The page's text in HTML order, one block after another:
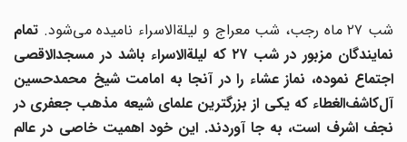
شب ۲۷ ماه رجب، شب معراج و لیلة‌الاسراء نامیده می‌شود.
تمام
نمایندگان مزبور در شب ۲۷ که لیلة‌الاسراء باشد در مسجد
الاقصی
اجتماع نموده، نماز عشاء را در آنجا به امامت شیخ محمدحسین
آل‌کاشف‌الغطاء که یکی از بزرگترین علمای شیعه مذهب جعفری در
نجف اشرف است، به جا آوردند. این خود اهمیت خاصی در عالم